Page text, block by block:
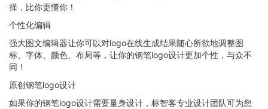
择，比你更懂你！
个性化编辑
强大图文编辑器让你可以对logo在线生成结果随心所欲地调整图
标、字体、颜色、布局等，让你的钢笔logo设计更加个性，与众不
同！
原创钢笔logo设计
如果你的钢笔logo设计需要量身设计，标智客专业设计团队可为您